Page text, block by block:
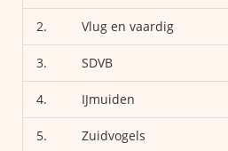
2. Vlug en vaardig
3. SDVB
4. IJmuiden
5. Zuidvogels